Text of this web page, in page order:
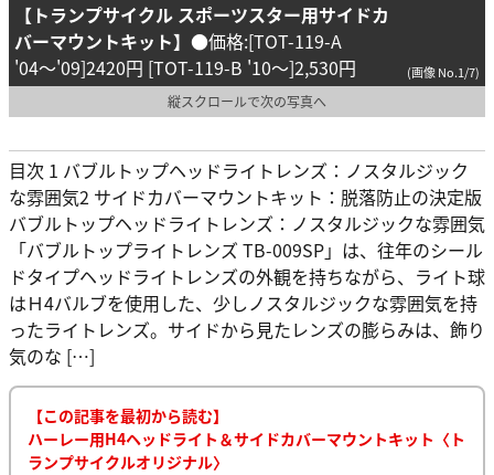
【トランプサイクル スポーツスター用サイドカ
バーマウントキット】 ●価格:[TOT-119-A
'04〜'09]2420円 [TOT-119-B '10〜]2,530円
(画像 No.1/7)
縦スクロールで次の写真へ
目次 1 バブルトップヘッドライトレンズ：ノスタルジック
な雰囲気2 サイドカバーマウントキット：脱落防止の決定版
バブルトップヘッドライトレンズ：ノスタルジックな雰囲気
「バブルトップライトレンズ TB-009SP」は、往年のシール
ドタイプヘッドライトレンズの外観を持ちながら、ライト球
はＨ4バルブを使用した、少しノスタルジックな雰囲気を持
ったライトレンズ。サイドから見たレンズの膨らみは、飾り
気のな […]
【この記事を最初から読む】
ハーレー用H4ヘッドライト＆サイドカバーマウントキット〈ト
ランプサイクルオリジナル〉